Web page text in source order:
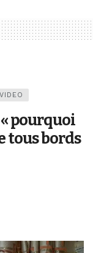
VIDEO
pourquoi
tous bords